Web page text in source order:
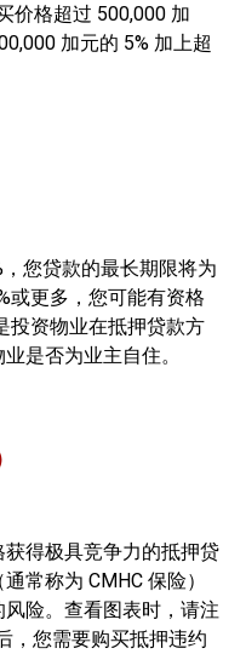
价格超过 500,000 加
加元的 5% 加上超
您贷款的最长期限将为
或更多，您可能有资格
投资物业在抵押贷款方
是否为业主自住。
得极具竞争力的抵押贷
常称为 CMHC 保险）
险。查看图表时，请注
，您需要购买抵押违约